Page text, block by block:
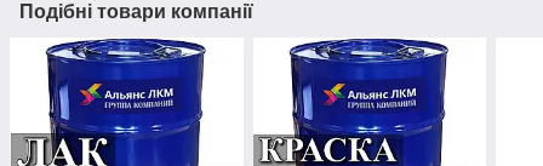
Подібні товари компанії